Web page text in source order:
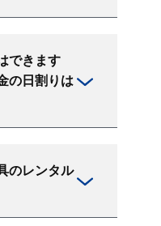
できます
の日割りは
のレンタル